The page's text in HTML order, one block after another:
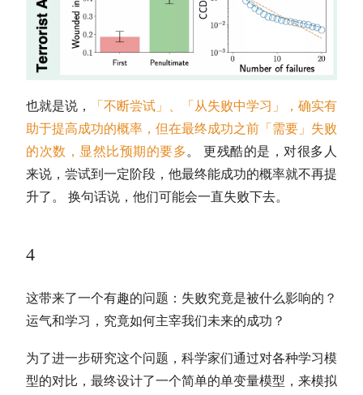
也就是说，
「不断尝试」、「从失败中学习」，确实有
助于提高成功的概率，但在最终成功之前「需要」失败
的次数，显然比预期的要多。 更残酷的是，对很多人
来说，尝试到一定阶段，他最终能成功的概率就不再提
升了。 换句话说，他们可能会一直失败下去。
4
这带来了一个有趣的问题：失败究竟是被什么影响的？
运气和学习，究竟如何主宰我们未来的成功？
为了进一步研究这个问题，科学家们通过对各种学习模
型的对比，最终设计了一个简单的单变量模型，来模拟